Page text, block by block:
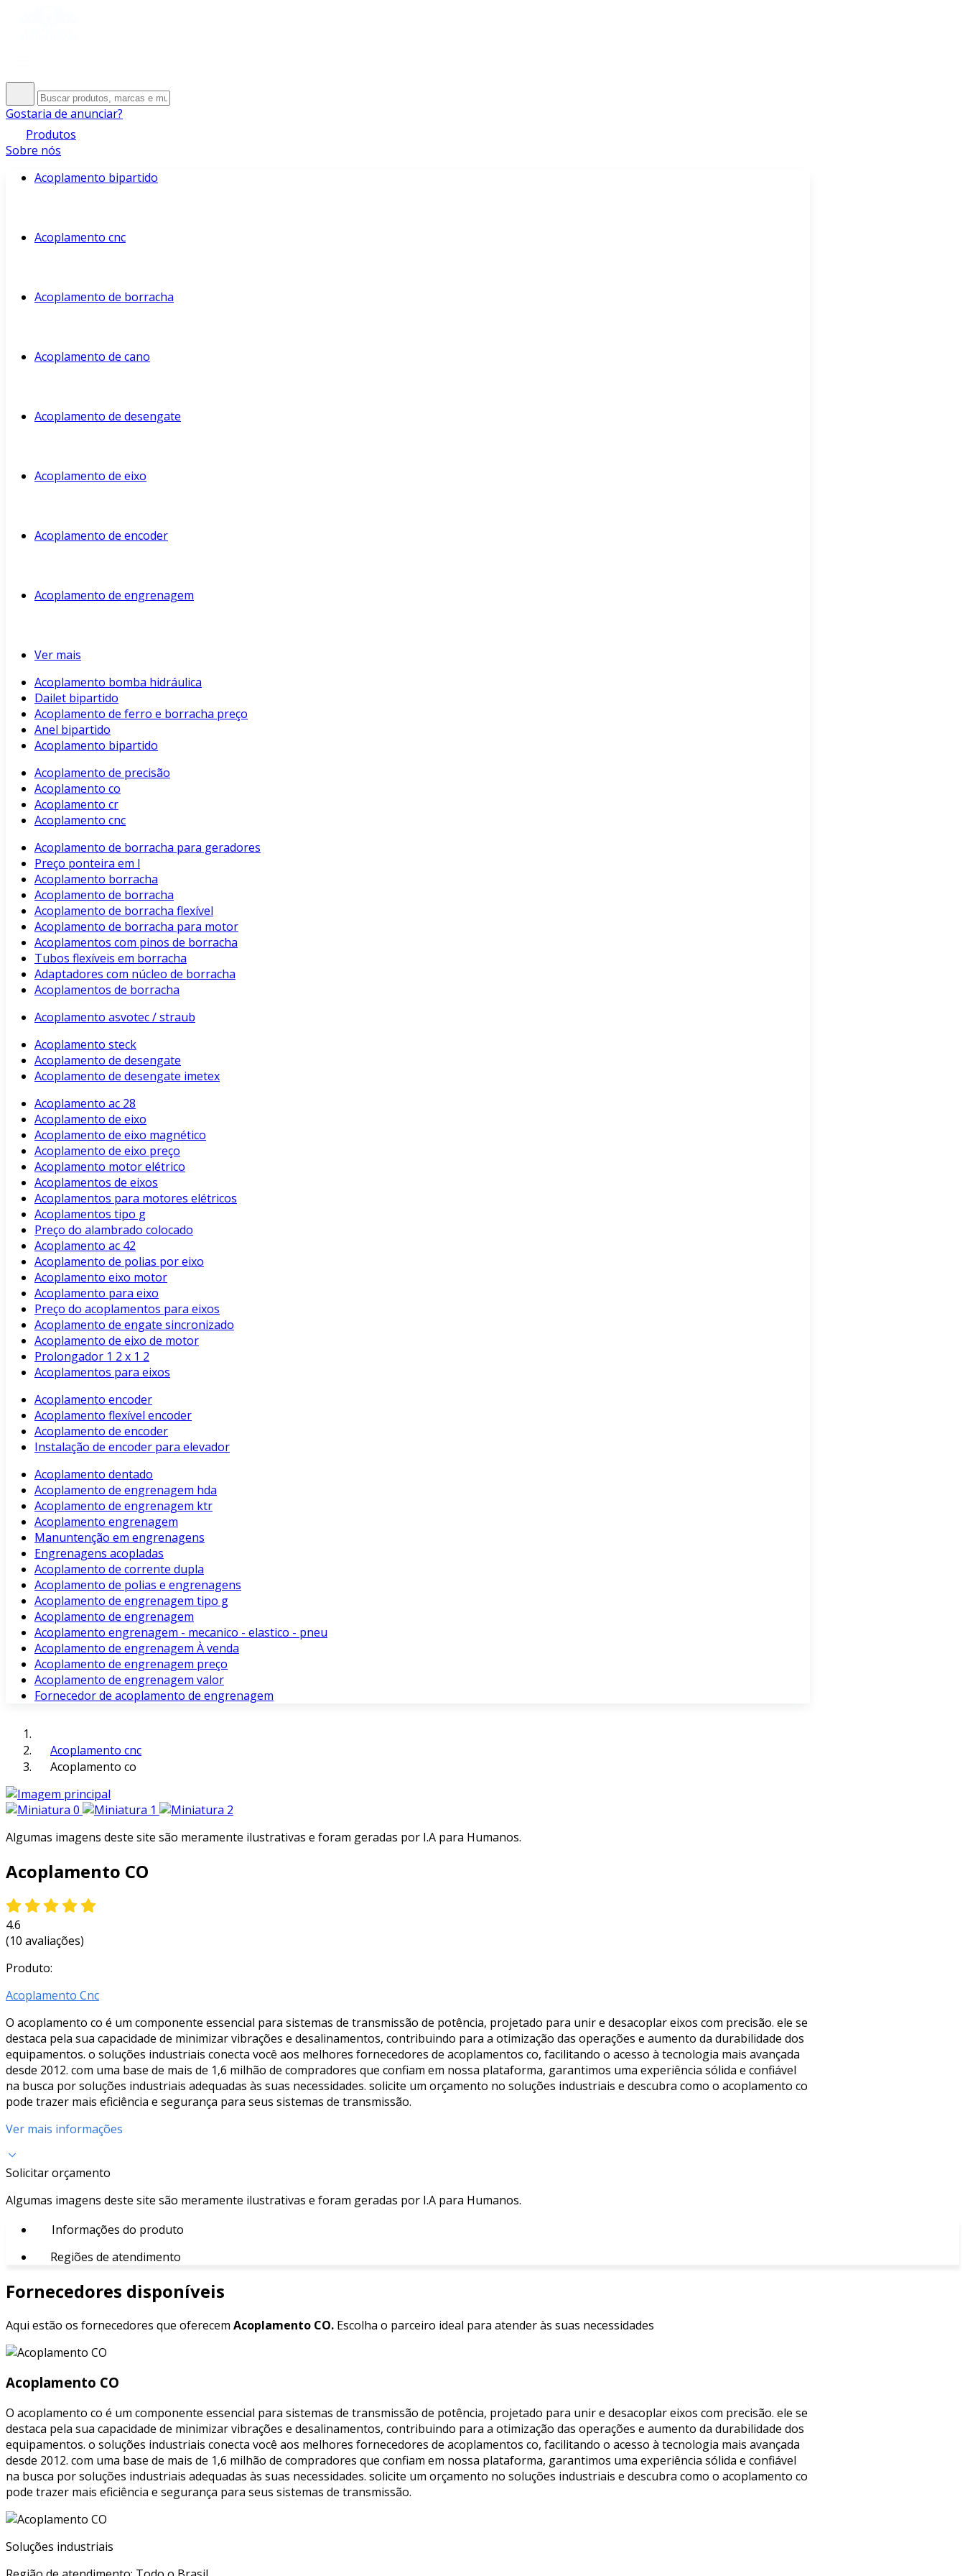
Gostaria de anunciar?
Produtos
Sobre nós
Acoplamento bipartido
Acoplamento cnc
Acoplamento de borracha
Acoplamento de cano
Acoplamento de desengate
Acoplamento de eixo
Acoplamento de encoder
Acoplamento de engrenagem
Ver mais
Acoplamento bomba hidráulica
Dailet bipartido
Acoplamento de ferro e borracha preço
Anel bipartido
Acoplamento bipartido
Acoplamento de precisão
Acoplamento co
Acoplamento cr
Acoplamento cnc
Acoplamento de borracha para geradores
Preço ponteira em l
Acoplamento borracha
Acoplamento de borracha
Acoplamento de borracha flexível
Acoplamento de borracha para motor
Acoplamentos com pinos de borracha
Tubos flexíveis em borracha
Adaptadores com núcleo de borracha
Acoplamentos de borracha
Acoplamento asvotec / straub
Acoplamento steck
Acoplamento de desengate
Acoplamento de desengate imetex
Acoplamento ac 28
Acoplamento de eixo
Acoplamento de eixo magnético
Acoplamento de eixo preço
Acoplamento motor elétrico
Acoplamentos de eixos
Acoplamentos para motores elétricos
Acoplamentos tipo g
Preço do alambrado colocado
Acoplamento ac 42
Acoplamento de polias por eixo
Acoplamento eixo motor
Acoplamento para eixo
Preço do acoplamentos para eixos
Acoplamento de engate sincronizado
Acoplamento de eixo de motor
Prolongador 1 2 x 1 2
Acoplamentos para eixos
Acoplamento encoder
Acoplamento flexível encoder
Acoplamento de encoder
Instalação de encoder para elevador
Acoplamento dentado
Acoplamento de engrenagem hda
Acoplamento de engrenagem ktr
Acoplamento engrenagem
Manuntenção em engrenagens
Engrenagens acopladas
Acoplamento de corrente dupla
Acoplamento de polias e engrenagens
Acoplamento de engrenagem tipo g
Acoplamento de engrenagem
Acoplamento engrenagem - mecanico - elastico - pneu
Acoplamento de engrenagem À venda
Acoplamento de engrenagem preço
Acoplamento de engrenagem valor
Fornecedor de acoplamento de engrenagem
Acoplamento cnc
Acoplamento co
Algumas imagens deste site são meramente ilustrativas e foram geradas por I.A para Humanos.
Acoplamento CO
4.6
(10 avaliações)
Produto:
Acoplamento Cnc
O acoplamento co é um componente essencial para sistemas de transmissão de potência, projetado para unir e desacoplar eixos com precisão. ele se
destaca pela sua capacidade de minimizar vibrações e desalinamentos, contribuindo para a otimização das operações e aumento da durabilidade dos
equipamentos. o soluções industriais conecta você aos melhores fornecedores de acoplamentos co, facilitando o acesso à tecnologia mais avançada
desde 2012. com uma base de mais de 1,6 milhão de compradores que confiam em nossa plataforma, garantimos uma experiência sólida e confiável
na busca por soluções industriais adequadas às suas necessidades. solicite um orçamento no soluções industriais e descubra como o acoplamento co
pode trazer mais eficiência e segurança para seus sistemas de transmissão.
Ver mais informações
Solicitar orçamento
Algumas imagens deste site são meramente ilustrativas e foram geradas por I.A para Humanos.
Informações do produto
Regiões de atendimento
Fornecedores disponíveis
Aqui estão os fornecedores que oferecem Acoplamento CO. Escolha o parceiro ideal para atender às suas necessidades
Acoplamento CO
O acoplamento co é um componente essencial para sistemas de transmissão de potência, projetado para unir e desacoplar eixos com precisão. ele se
destaca pela sua capacidade de minimizar vibrações e desalinamentos, contribuindo para a otimização das operações e aumento da durabilidade dos
equipamentos. o soluções industriais conecta você aos melhores fornecedores de acoplamentos co, facilitando o acesso à tecnologia mais avançada
desde 2012. com uma base de mais de 1,6 milhão de compradores que confiam em nossa plataforma, garantimos uma experiência sólida e confiável
na busca por soluções industriais adequadas às suas necessidades. solicite um orçamento no soluções industriais e descubra como o acoplamento co
pode trazer mais eficiência e segurança para seus sistemas de transmissão.
Soluções industriais